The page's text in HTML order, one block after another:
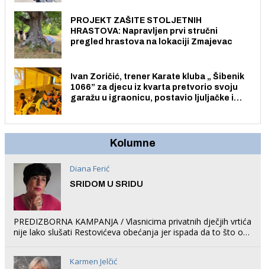
PROJEKT ZAŠITE STOLJETNIH
HRASTOVA: Napravljen prvi stručni
pregled hrastova na lokaciji Zmajevac
Ivan Zoričić, trener Karate kluba „ Šibenik
1066” za djecu iz kvarta pretvorio svoju
garažu u igraonicu, postavio ljuljačke i
Kolumne
Diana Ferić
SRIDOM U SRIDU
PREDIZBORNA KAMPANJA / Vlasnicima privatnih dječjih vrtića
nije lako slušati Restovićeva obećanja jer ispada da to što oni
Karmen Jelčić